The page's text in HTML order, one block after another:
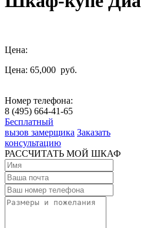
Цена:
Цена: 65,000 руб.
Номер телефона:
8 (495) 664-41-65
Бесплатный
вызов замерщика Заказать
консультацию
РАССЧИТАТЬ МОЙ ШКАФ